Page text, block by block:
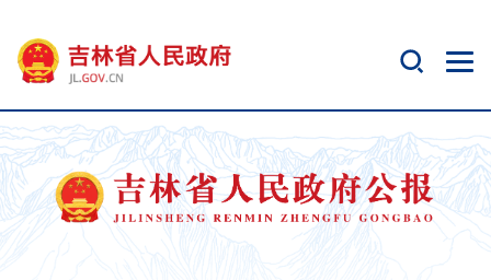
开
无
障
碍
说
明